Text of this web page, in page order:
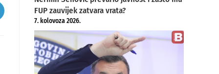
FUP zauvijek zatvara vrata?
7. kolovoza 2026.